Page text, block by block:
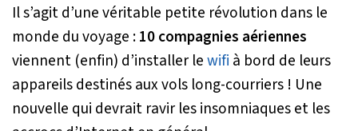
Il s’agit d’une véritable petite révolution dans le
monde du voyage :10 compagnies aériennes
viennent (enfin) d’installer lewifi à bord de leurs
appareils destinés aux vols long-courriers ! Une
nouvelle qui devrait ravir les insomniaques et les